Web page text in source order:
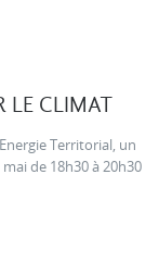
LE CLIMAT
Territorial, un
de 18h30 à 20h30